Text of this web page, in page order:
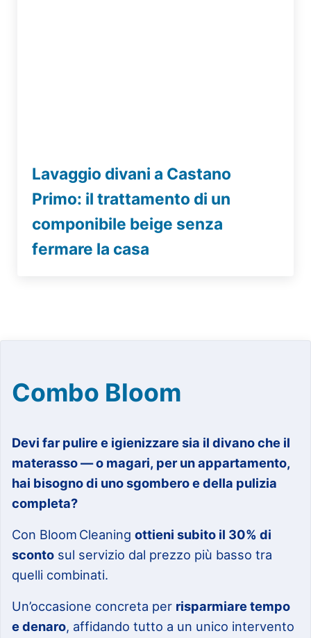
Lavaggio divani a Castano
Primo: il trattamento di un
componibile beige senza
fermare la casa
Combo Bloom
Devi far pulire e igienizzare sia il divano che il
materasso — o magari, per un appartamento,
hai bisogno di uno sgombero e della pulizia
completa?
Con Bloom Cleaningottieni subito il 30% di
sconto sul servizio dal prezzo più basso tra
quelli combinati.
Un’occasione concreta per risparmiare tempo
e denaro, affidando tutto a un unico intervento